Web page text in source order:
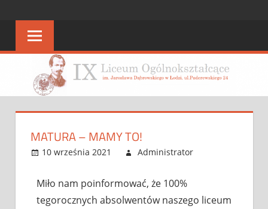
IX
LO
strona
LO
MATURA – MAMY TO!
10 września 2021 Administrator
Miło nam poinformować, że 100%
tegorocznych absolwentów naszego liceum